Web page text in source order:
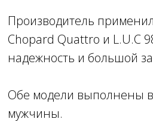
Производитель
Chopard Quattro и L.U.C
надежность и большой
Обе модели выполнены в
мужчины.